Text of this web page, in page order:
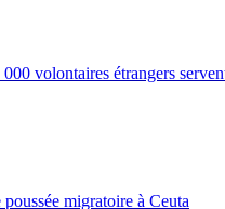
volontaires étrangers
migratoire à Ceuta